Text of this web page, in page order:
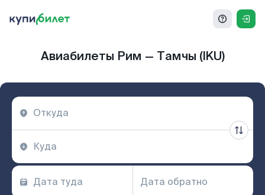
Авиабилеты Рим — Тамчы (IKU)